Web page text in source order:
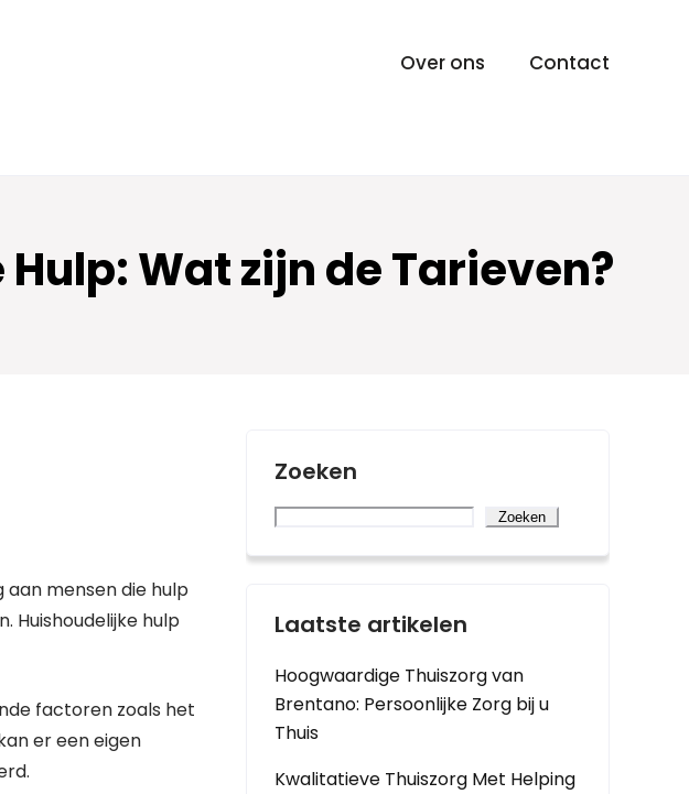
Over ons Contact
Wat zijn de Tarieven?
mensen die hulp
Huishoudelijke hulp
factoren zoals het
er een eigen
Zoeken
Zoeken
Laatste artikelen
Hoogwaardige Thuiszorg van
Brentano: Persoonlijke Zorg bij u
Thuis
Kwalitatieve Thuiszorg Met Helping